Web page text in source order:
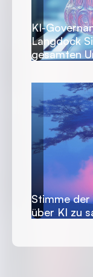
KI-
Langdock
gesamten
Stimme der
über KI zu